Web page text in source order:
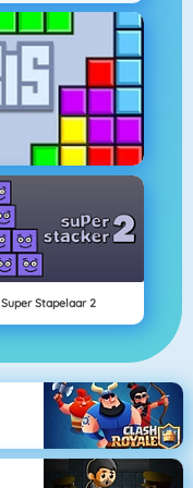
Super Stapelaar 2